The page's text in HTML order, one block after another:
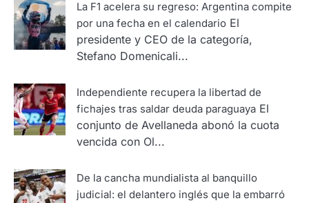
La F1 acelera su regreso: Argentina compite
por una fecha en el calendario El
presidente y CEO de la categoría,
Stefano Domenicali...
Independiente recupera la libertad de
fichajes tras saldar deuda paraguaya El
conjunto de Avellaneda abonó la cuota
vencida con Ol...
De la cancha mundialista al banquillo
judicial: el delantero inglés que la embarró